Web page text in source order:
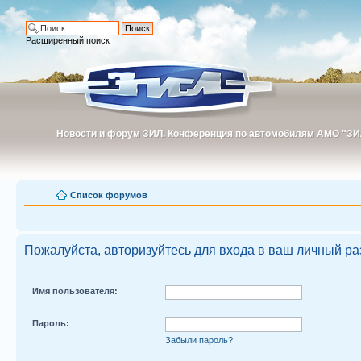
Новости и форум ЗИЛ. Конференция по автомобилям АМО
Новости и форум ЗИЛ. Конференция по автомобилям АМО
Расширенный поиск
Список форумов
Пожалуйста, авторизуйтесь для входа в ваш личный
Имя пользователя:
Пароль:
Забыли пароль?